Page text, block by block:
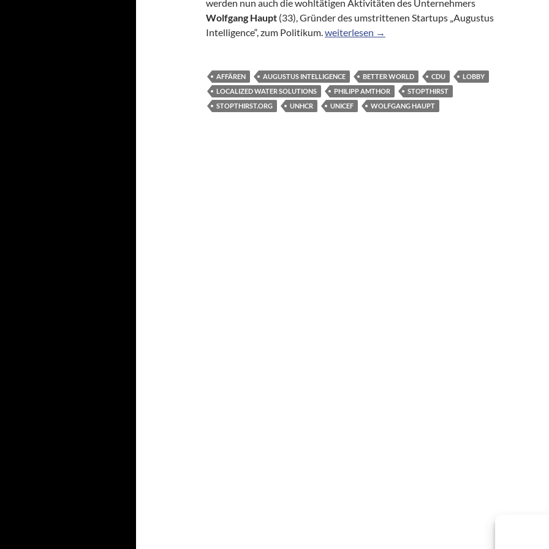
werden nun auch die wohltätigen Aktivitäten des Unternehmers
Wolfgang Haupt (33), Gründer des umstrittenen Startups „Augustus
Intelligence“, zum Politikum.Neue Zweifel an Gründer von „Augustus“: Amthor
weiterlesen →
AFFÄREN AUGUSTUS INTELLIGENCE BETTER WORLD CDU
LOBBY
LOCALIZED WATER SOLUTIONS
PHILIPP AMTHOR
STOPTHIRST
STOPTHIRST.ORG
UNHCR UNICEF WOLFGANG HAUPT